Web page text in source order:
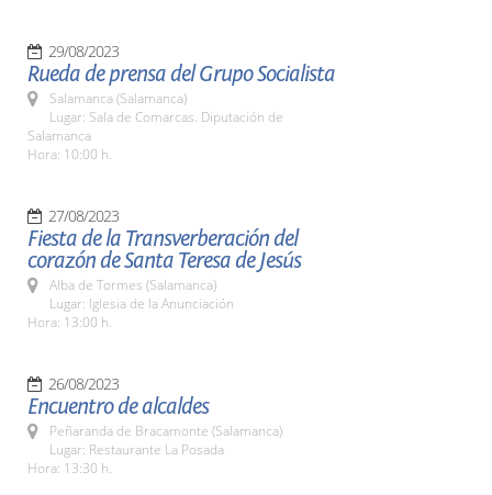
29/08/2023
Rueda de prensa del Grupo Socialista
Salamanca (Salamanca)
Lugar: Sala de Comarcas. Diputación de
Salamanca
Hora: 10:00 h.
27/08/2023
Fiesta de la Transverberación del
corazón de Santa Teresa de Jesús
Alba de Tormes (Salamanca)
Lugar: Iglesia de la Anunciación
Hora: 13:00 h.
26/08/2023
Encuentro de alcaldes
Peñaranda de Bracamonte (Salamanca)
Lugar: Restaurante La Posada
Hora: 13:30 h.